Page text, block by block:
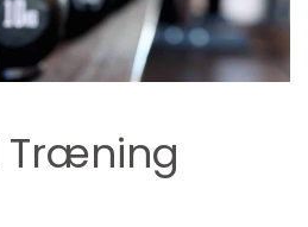
Træning